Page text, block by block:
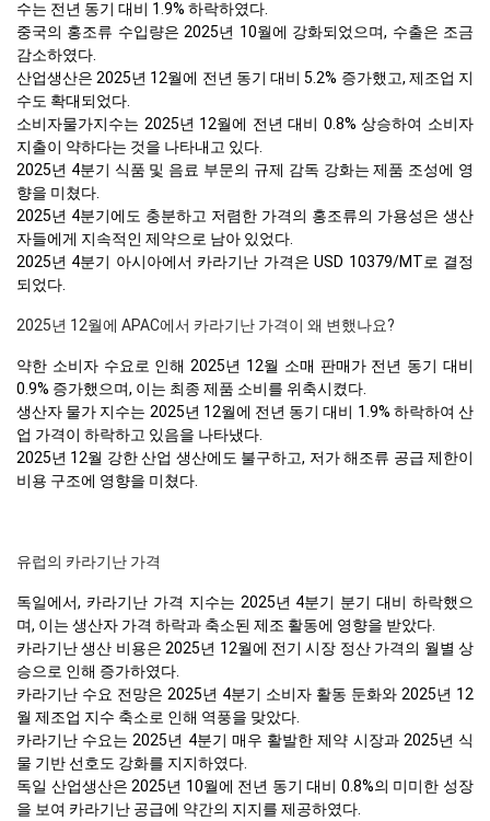
수는 전년 동기 대비 1.9% 하락하였다.
중국의 홍조류 수입량은 2025년 10월에 강화되었으며, 수출은 조금
감소하였다.
산업생산은 2025년 12월에 전년 동기 대비 5.2% 증가했고, 제조업 지
수도 확대되었다.
소비자물가지수는 2025년 12월에 전년 대비 0.8% 상승하여 소비자
지출이 약하다는 것을 나타내고 있다.
2025년 4분기 식품 및 음료 부문의 규제 감독 강화는 제품 조성에 영
향을 미쳤다.
2025년 4분기에도 충분하고 저렴한 가격의 홍조류의 가용성은 생산
자들에게 지속적인 제약으로 남아 있었다.
2025년 4분기 아시아에서 카라기난 가격은 USD 10379/MT로 결정
되었다.
2025년 12월에 APAC에서 카라기난 가격이 왜 변했나요?
약한 소비자 수요로 인해 2025년 12월 소매 판매가 전년 동기 대비
0.9% 증가했으며, 이는 최종 제품 소비를 위축시켰다.
생산자 물가 지수는 2025년 12월에 전년 동기 대비 1.9% 하락하여 산
업 가격이 하락하고 있음을 나타냈다.
2025년 12월 강한 산업 생산에도 불구하고, 저가 해조류 공급 제한이
비용 구조에 영향을 미쳤다.
유럽의 카라기난 가격
독일에서, 카라기난 가격 지수는 2025년 4분기 분기 대비 하락했으
며, 이는 생산자 가격 하락과 축소된 제조 활동에 영향을 받았다.
카라기난 생산 비용은 2025년 12월에 전기 시장 정산 가격의 월별 상
승으로 인해 증가하였다.
카라기난 수요 전망은 2025년 4분기 소비자 활동 둔화와 2025년 12
월 제조업 지수 축소로 인해 역풍을 맞았다.
카라기난 수요는 2025년 4분기 매우 활발한 제약 시장과 2025년 식
물 기반 선호도 강화를 지지하였다.
독일 산업생산은 2025년 10월에 전년 동기 대비 0.8%의 미미한 성장
을 보여 카라기난 공급에 약간의 지지를 제공하였다.